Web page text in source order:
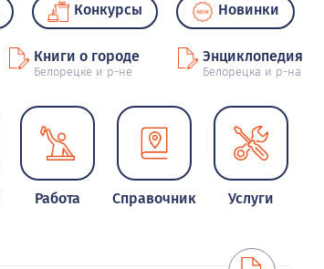
Конкурсы Новинки
Книги о городе
Белорецке и р-не
Энциклопедия
Белорецка и р-на
Работа Справочник Услуги